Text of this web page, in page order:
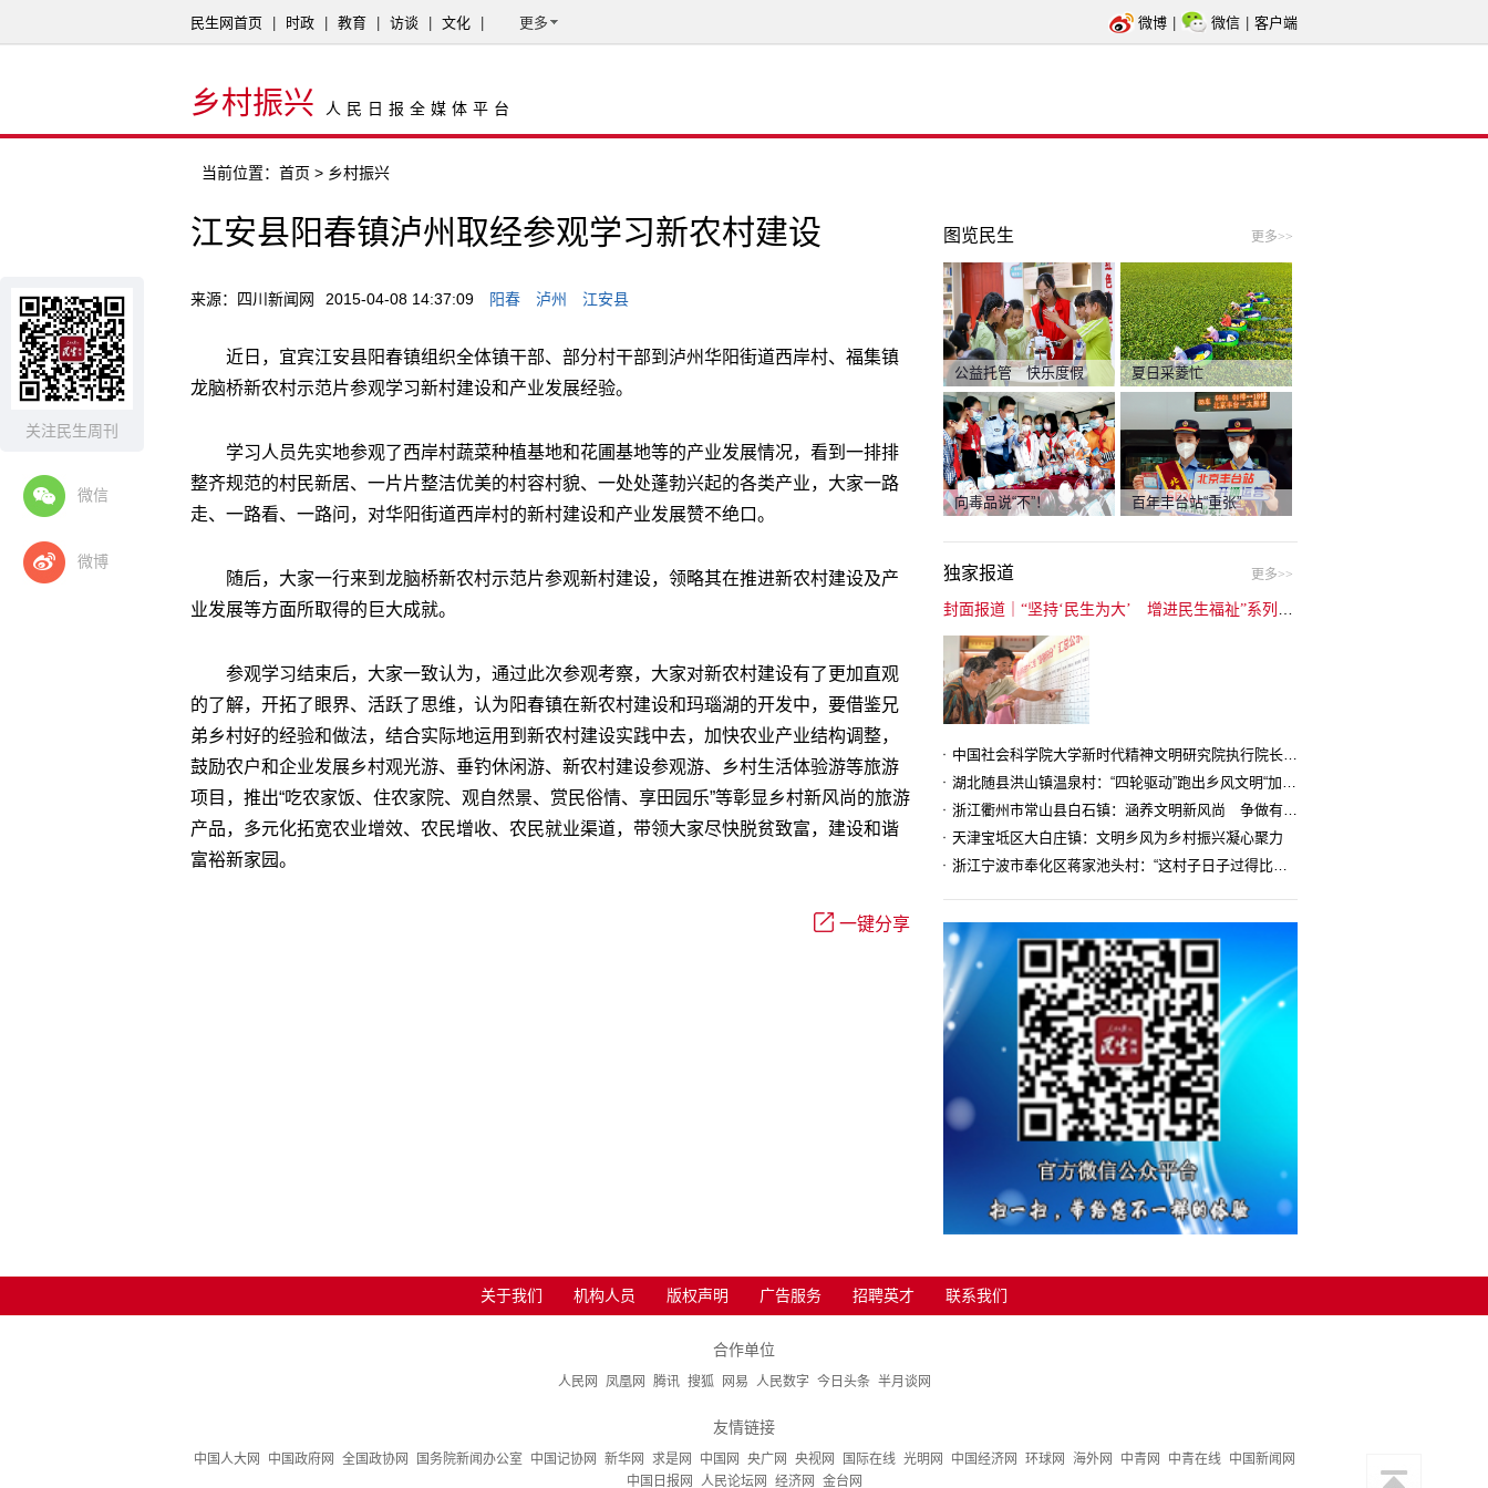
关注民生周刊
微信
微博
民生网首页 时政 教育 访谈 文化 更多 微博 微信 客户端
乡村振兴 人民日报全媒体平台
当前位置： 首页 > 乡村振兴
江安县阳春镇泸州取经参观学习新农村建设
来源：四川新闻网 2015-04-08 14:37:09 阳春 泸州 江安县
近日，宜宾江安县阳春镇组织全体镇干部、部分村干部到泸州华阳街道西岸村、福集镇
龙脑桥新农村示范片参观学习新村建设和产业发展经验。
学习人员先实地参观了西岸村蔬菜种植基地和花圃基地等的产业发展情况，看到一排排
整齐规范的村民新居、一片片整洁优美的村容村貌、一处处蓬勃兴起的各类产业，大家一路
走、一路看、一路问，对华阳街道西岸村的新村建设和产业发展赞不绝口。
随后，大家一行来到龙脑桥新农村示范片参观新村建设，领略其在推进新农村建设及产
业发展等方面所取得的巨大成就。
参观学习结束后，大家一致认为，通过此次参观考察，大家对新农村建设有了更加直观
的了解，开拓了眼界、活跃了思维，认为阳春镇在新农村建设和玛瑙湖的开发中，要借鉴兄
弟乡村好的经验和做法，结合实际地运用到新农村建设实践中去，加快农业产业结构调整，
鼓励农户和企业发展乡村观光游、垂钓休闲游、新农村建设参观游、乡村生活体验游等旅游
项目，推出“吃农家饭、住农家院、观自然景、赏民俗情、享田园乐”等彰显乡村新风尚的旅游
产品，多元化拓宽农业增效、农民增收、农民就业渠道，带领大家尽快脱贫致富，建设和谐
富裕新家园。
一键分享
图览民生 更多>>
公益托管 快乐度假 夏日采菱忙
向毒品说“不”！ 百年丰台站“重张”
独家报道 更多>>
中国社会科学院大学新时代精神文明研究院执行院长王维国：文明村镇创建为乡村注入持久发展动力
湖北随县洪山镇温泉村：“四轮驱动”跑出乡风文明“加速度”
浙江衢州市常山县白石镇：涵养文明新风尚 争做有礼白石人
天津宝坻区大白庄镇：文明乡风为乡村振兴凝心聚力
浙江宁波市奉化区蒋家池头村：“这村子日子过得比城里还舒心”
关于我们 机构人员 版权声明 广告服务 招聘英才 联系我们
合作单位
人民网 凤凰网 腾讯 搜狐 网易 人民数字 今日头条 半月谈网
友情链接
中国人大网 中国政府网 全国政协网 国务院新闻办公室 中国记协网 新华网 求是网 中国网 央广网 央视网 国际在线 光明网 中国经济网 环球网 海外网 中青网 中青在线
中国新闻网
中国日报网
人民论坛网 经济网 金台网